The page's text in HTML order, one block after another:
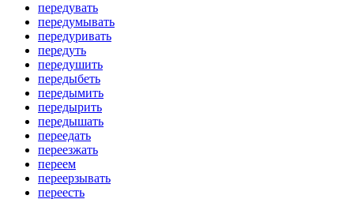
передувать
передумывать
передуривать
передуть
передушить
передыбеть
передымить
передырить
передышать
переедать
переезжать
переем
переерзывать
переесть